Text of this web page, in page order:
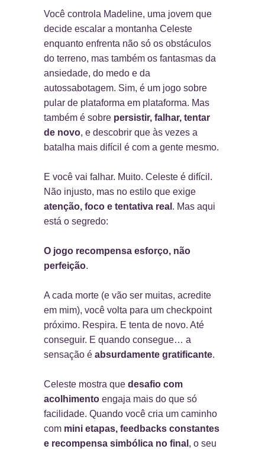
Você controla Madeline, uma jovem que
decide escalar a montanha Celeste
enquanto enfrenta não só os obstáculos
do terreno, mas também os fantasmas da
ansiedade, do medo e da
autossabotagem. Sim, é um jogo sobre
pular de plataforma em plataforma. Mas
também é sobre persistir, falhar, tentar
de novo, e descobrir que às vezes a
batalha mais difícil é com a gente mesmo.
E você vai falhar. Muito. Celeste é difícil.
Não injusto, mas no estilo que exige
atenção, foco e tentativa real . Mas aqui
está o segredo:
O jogo recompensa esforço, não
perfeição.
A cada morte (e vão ser muitas, acredite
em mim), você volta para um checkpoint
próximo. Respira. E tenta de novo. Até
conseguir. E quando consegue… a
sensação é absurdamente gratificante.
Celeste mostra que desafio com
acolhimento engaja mais do que só
facilidade. Quando você cria um caminho
com mini etapas, feedbacks constantes
e recompensa simbólica no final , o seu